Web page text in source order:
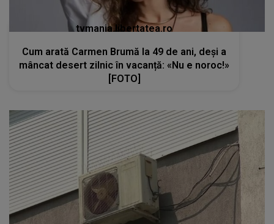
tvmania.libertatea.ro
Cum arată Carmen Brumă la 49 de ani, deși a
mâncat desert zilnic în vacanță: «Nu e noroc!»
[FOTO]